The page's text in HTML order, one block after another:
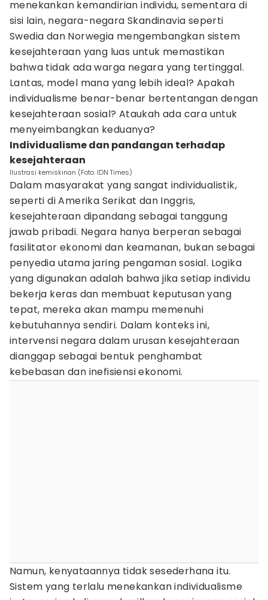
menekankan kemandirian individu, sementara di
sisi lain, negara-negara Skandinavia seperti
Swedia dan Norwegia mengembangkan sistem
kesejahteraan yang luas untuk memastikan
bahwa tidak ada warga negara yang tertinggal.
Lantas, model mana yang lebih ideal? Apakah
individualisme benar-benar bertentangan dengan
kesejahteraan sosial? Ataukah ada cara untuk
menyeimbangkan keduanya?
Individualisme dan pandangan terhadap
kesejahteraan
Ilustrasi kemiskinan (Foto: IDN Times)
Dalam masyarakat yang sangat individualistik,
seperti di Amerika Serikat dan Inggris,
kesejahteraan dipandang sebagai tanggung
jawab pribadi. Negara hanya berperan sebagai
fasilitator ekonomi dan keamanan, bukan sebagai
penyedia utama jaring pengaman sosial. Logika
yang digunakan adalah bahwa jika setiap individu
bekerja keras dan membuat keputusan yang
tepat, mereka akan mampu memenuhi
kebutuhannya sendiri. Dalam konteks ini,
intervensi negara dalam urusan kesejahteraan
dianggap sebagai bentuk penghambat
kebebasan dan inefisiensi ekonomi.
Namun, kenyataannya tidak sesederhana itu.
Sistem yang terlalu menekankan individualisme